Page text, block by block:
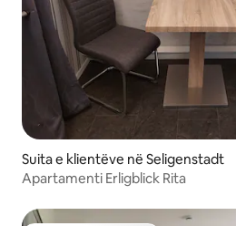
Suita e klientëve në Seligenstadt
Apartamenti Erligblick Rita